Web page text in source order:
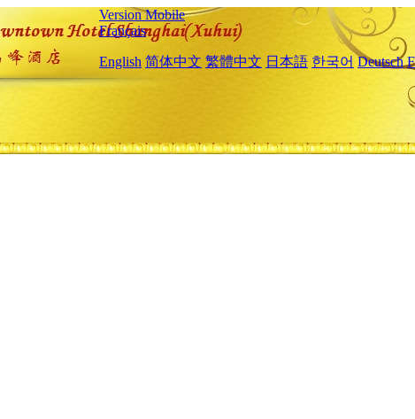
Version Mobile
Français
English 简体中文 繁體中文 日本語 한국어 Deutsch